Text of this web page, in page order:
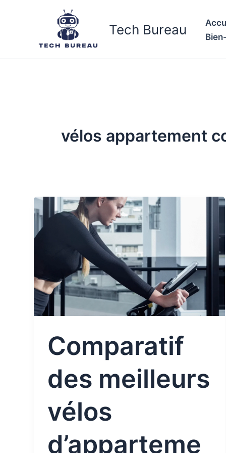
Tech Bureau
vélos appartement
Comparatif
des meilleurs
vélos
d’apparteme
Comparatif
des
meilleurs
d’appartement
connectés
en
2026